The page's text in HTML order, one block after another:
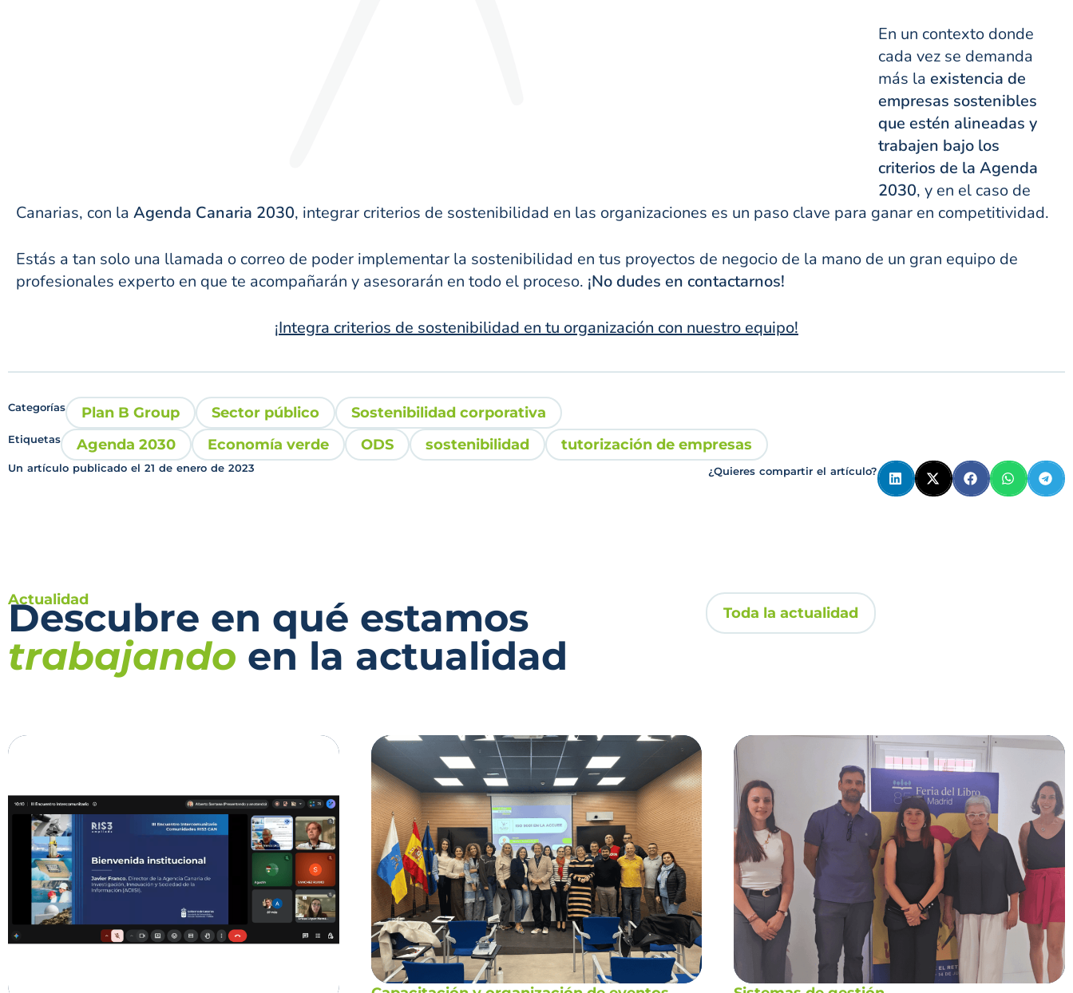
En un contexto donde
cada vez se demanda
más la existencia de
empresas sostenibles
que estén alineadas y
trabajen bajo los
criterios de la Agenda
2030, y en el caso de
Canarias, con la Agenda Canaria 2030, integrar criterios de sostenibilidad en las organizaciones es un paso clave para ganar en competitividad.
Estás a tan solo una llamada o correo de poder implementar la sostenibilidad en tus proyectos de negocio de la mano de un gran equipo de
profesionales experto en que te acompañarán y asesorarán en todo el proceso. ¡No dudes en contactarnos!
¡Integra criterios de sostenibilidad en tu organización con nuestro equipo!
Categorías Plan B Group Sector público Sostenibilidad corporativa
Etiquetas Agenda 2030 Economía verde ODS sostenibilidad tutorización de empresas
Un artículo publicado el 21 de enero de 2023 ¿Quieres compartir el artículo?
Actualidad
Descubre en qué estamos
trabajando en la actualidad
Toda la actualidad